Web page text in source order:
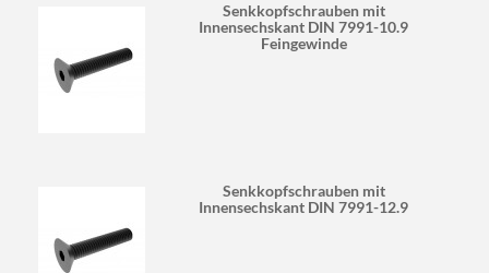
Senkkopfschrauben mit
Innensechskant DIN 7991-10.9
Feingewinde
Senkkopfschrauben mit
Innensechskant DIN 7991-12.9